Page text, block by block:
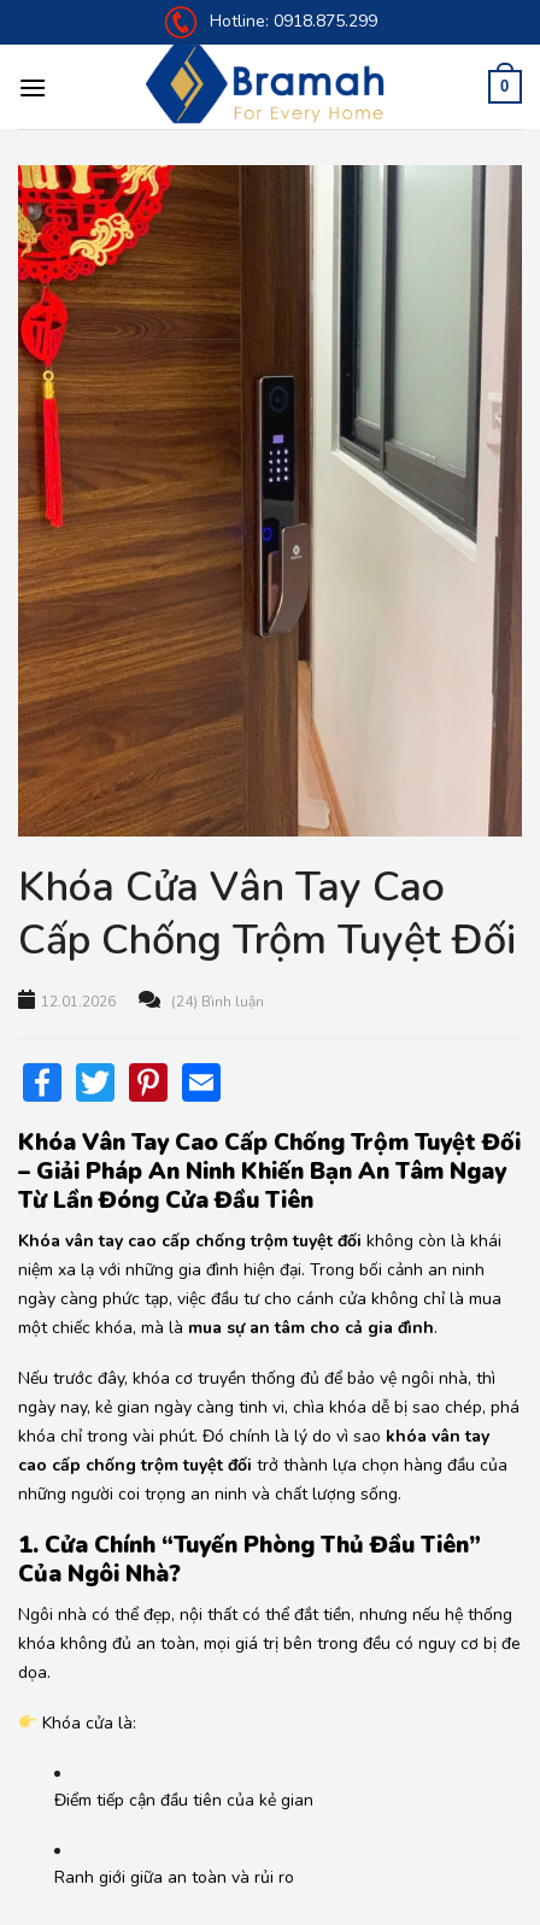
to
Hotline: 0918.875.299
0
Khóa Cửa Vân Tay Cao
Cấp Chống Trộm Tuyệt Đối
12.01.2026 (24) Bình luận
Facebook
TwitterPinterest
Khóa Vân Tay Cao Cấp Chống Trộm Tuyệt Đối
– Giải Pháp An Ninh Khiến Bạn An Tâm Ngay
Từ Lần Đóng Cửa Đầu Tiên
Khóa vân tay cao cấp chống trộm tuyệt đối không còn là khái
niệm xa lạ với những gia đình hiện đại. Trong bối cảnh an ninh
ngày càng phức tạp, việc đầu tư cho cánh cửa không chỉ là mua
một chiếc khóa, mà là mua sự an tâm cho cả gia đình.
Nếu trước đây, khóa cơ truyền thống đủ để bảo vệ ngôi nhà, thì
ngày nay, kẻ gian ngày càng tinh vi, chìa khóa dễ bị sao chép, phá
khóa chỉ trong vài phút. Đó chính là lý do vì sao khóa vân tay
cao cấp chống trộm tuyệt đối trở thành lựa chọn hàng đầu của
những người coi trọng an ninh và chất lượng sống.
1. Cửa Chính “Tuyến Phòng Thủ Đầu Tiên”
Của Ngôi Nhà?
Ngôi nhà có thể đẹp, nội thất có thể đắt tiền, nhưng nếu hệ thống
khóa không đủ an toàn, mọi giá trị bên trong đều có nguy cơ bị đe
dọa.
Khóa cửa là:
Điểm tiếp cận đầu tiên của kẻ gian
Ranh giới giữa an toàn và rủi ro